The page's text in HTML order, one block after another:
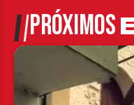
PRÓXIMOS